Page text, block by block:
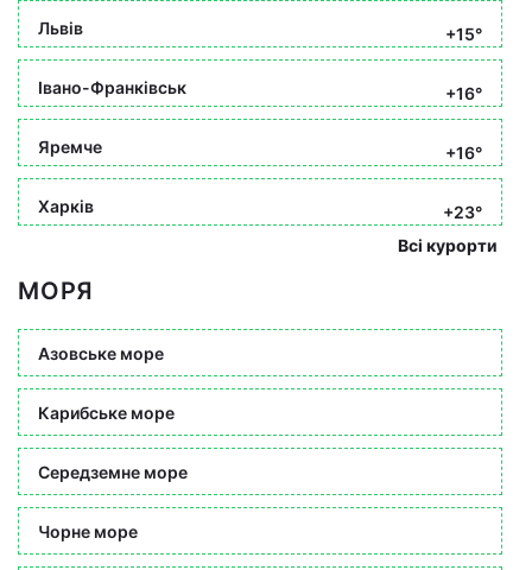
Львів +15°
Івано-Франківськ +16°
Яремче +16°
Харків
+23°
Всі курорти
МОРЯ
Азовське море
Карибське море
Середземне море
Чорне море